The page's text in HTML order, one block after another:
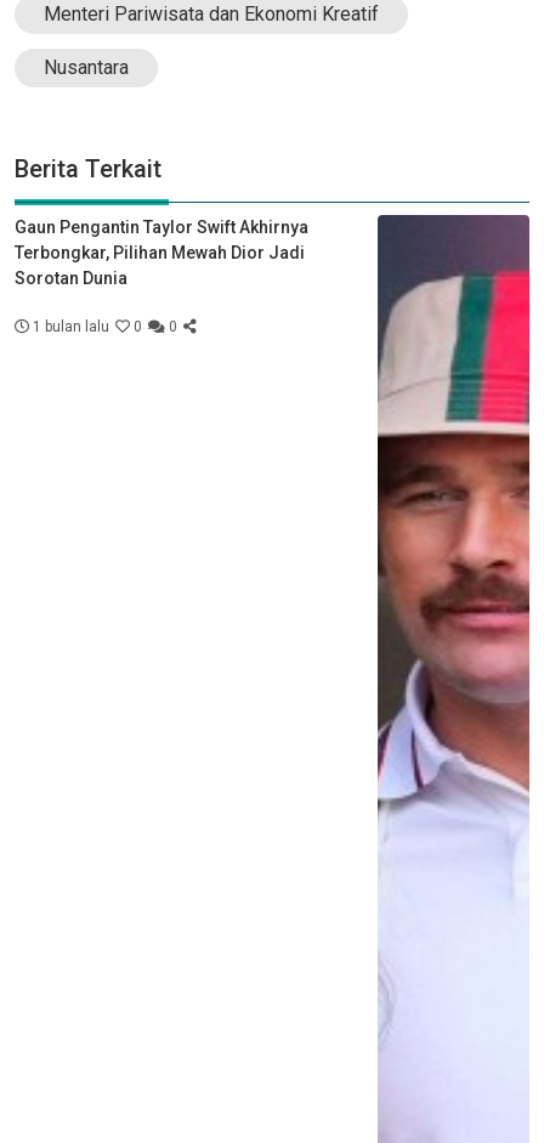
Menteri Pariwisata dan Ekonomi Kreatif
Nusantara
Berita Terkait
Gaun Pengantin Taylor Swift Akhirnya
Terbongkar, Pilihan Mewah Dior Jadi
Sorotan Dunia
1 bulan lalu 0 0